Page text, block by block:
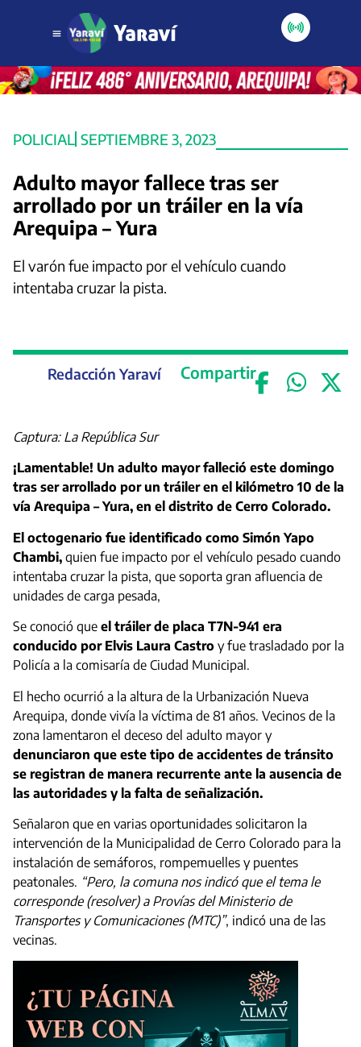
POLICIAL SEPTIEMBRE 3, 2023
Adulto mayor fallece tras ser
arrollado por un tráiler en la vía
Arequipa – Yura
El varón fue impacto por el vehículo cuando
intentaba cruzar la pista.
Redacción Yaraví Compartir
Captura: La República Sur
¡Lamentable! Un adulto mayor falleció este domingo
tras ser arrollado por un tráiler en el kilómetro 10 de la
vía Arequipa – Yura, en el distrito de Cerro Colorado.
El octogenario fue identificado como Simón Yapo
Chambi, quien fue impacto por el vehículo pesado cuando
intentaba cruzar la pista, que soporta gran afluencia de
unidades de carga pesada,
Se conoció que el tráiler de placa T7N-941 era
conducido por Elvis Laura Castro y fue trasladado por la
Policía a la comisaría de Ciudad Municipal.
El hecho ocurrió a la altura de la Urbanización Nueva
Arequipa, donde vivía la víctima de 81 años. Vecinos de la
zona lamentaron el deceso del adulto mayor y
denunciaron que este tipo de accidentes de tránsito
se registran de manera recurrente ante la ausencia de
las autoridades y la falta de señalización.
Señalaron que en varias oportunidades solicitaron la
intervención de la Municipalidad de Cerro Colorado para la
instalación de semáforos, rompemuelles y puentes
peatonales. “Pero, la comuna nos indicó que el tema le
corresponde (resolver) a Provías del Ministerio de
Transportes y Comunicaciones (MTC)”, indicó una de las
vecinas.